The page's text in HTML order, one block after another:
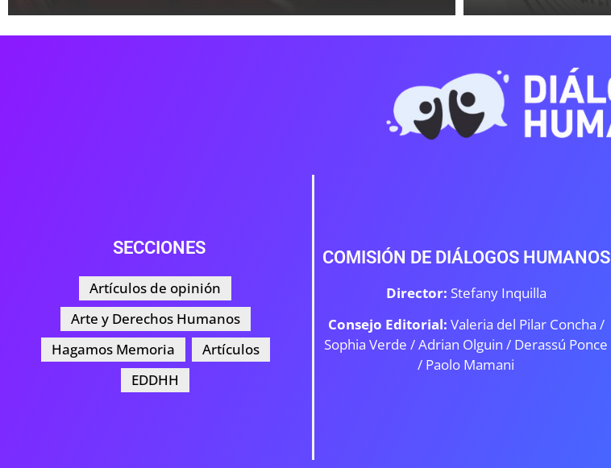
SECCIONES
Artículos de opinión
Arte y Derechos Humanos
Hagamos Memoria
Artículos
EDDHH
COMISIÓN DE DIÁLOGOS HUMANOS
Director: Stefany Inquilla
Consejo Editorial: Valeria del Pilar Concha /
Sophia Verde /Adrian Olguin / Derassú Ponce
/ Paolo Mamani